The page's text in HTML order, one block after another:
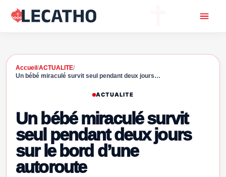
Accueil /ACTUALITE/
Un bébé miraculé survit seul pendant deux jours…
ACTUALITE
Un bébé miraculé survit
seul pendant deux jours
sur le bord d’une
autoroute